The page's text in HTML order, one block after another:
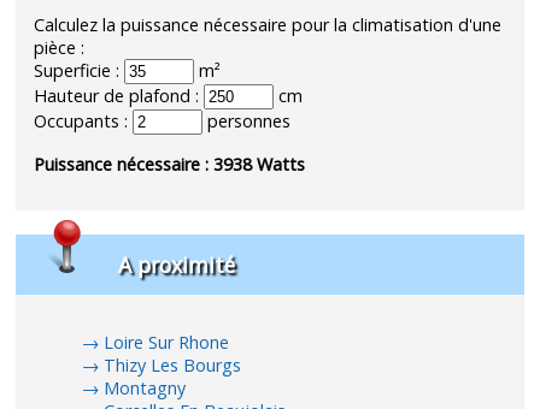
Calculez la puissance nécessaire pour la climatisation d'une
pièce :
Superficie :
m²
Hauteur de plafond :
cm
Occupants :
personnes
Puissance nécessaire :3938Watts
A proximité
Loire Sur Rhone
Thizy Les Bourgs
Montagny